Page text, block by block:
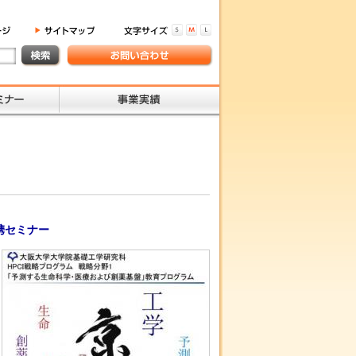
セミナー